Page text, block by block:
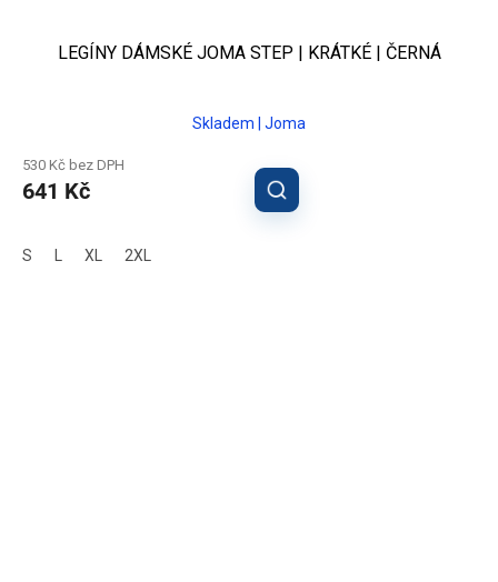
LEGÍNY DÁMSKÉ JOMA STEP | KRÁTKÉ | ČERNÁ
Skladem | Joma
530 Kč bez DPH
641 Kč
S XL 2XL